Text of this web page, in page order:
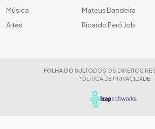
Música
Artes
Mateus Bandeira
Ricardo Peró Job
FOLHA DO SUL TODOS OS DIREITOS
POLÍTICA DE PRIVACIDADE